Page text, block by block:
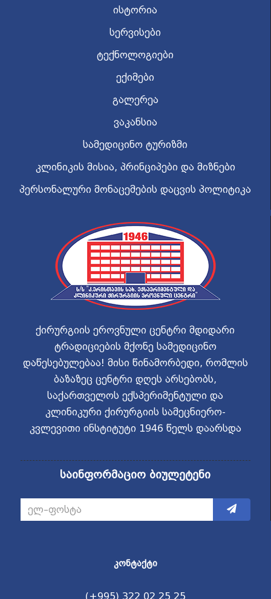
ისტორია
სერვისები
ტექნოლოგიები
ექიმები
გალერეა
ვაკანსია
სამედიცინო ტურიზმი
კლინიკის მისია, პრინციპები და მიზნები
პერსონალური მონაცემების დაცვის პოლიტიკა
ქირურგიის ეროვნული ცენტრი მდიდარი
ტრადიციების მქონე სამედიცინო
დაწესებულებაა! მისი წინამორბედი, რომლის
ბაზაზეც ცენტრი დღეს არსებობს,
საქართველოს ექსპერიმენტული და
კლინიკური ქირურგიის სამეცნიერო-
კვლევითი ინსტიტუტი 1946 წელს დაარსდა
საინფორმაციო ბიულეტენი
ᲙᲝᲜᲢᲐᲥᲢᲘ
(+995) 322 02 25 25